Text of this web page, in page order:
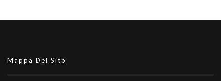
Mappa Del Sito